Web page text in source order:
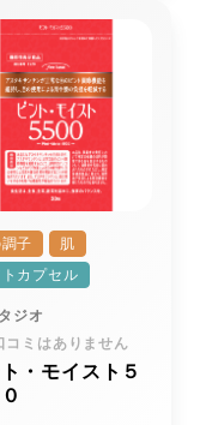
子
肌
カプセル
ジオ
コミはありません
・モイスト５